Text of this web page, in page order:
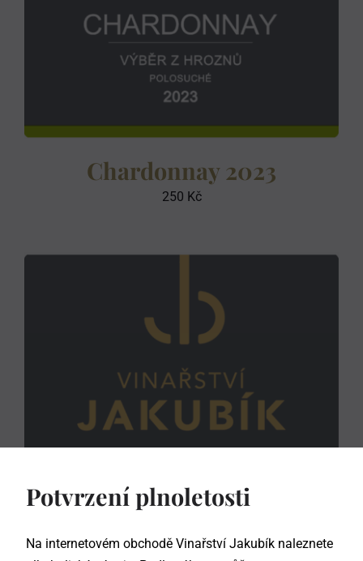
Chardonnay 2023
250 Kč
Potvrzení plnoletosti
Na internetovém obchodě Vinařství Jakubík naleznete